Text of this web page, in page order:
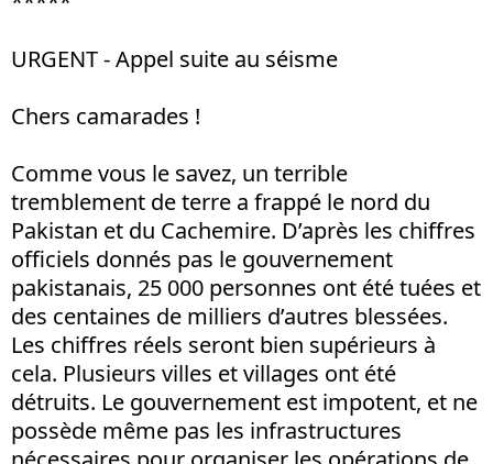
URGENT - Appel suite au séisme
Chers camarades !
Comme vous le savez, un terrible
tremblement de terre a frappé le nord du
Pakistan et du Cachemire. D’après les chiffres
officiels donnés pas le gouvernement
pakistanais, 25 000 personnes ont été tuées et
des centaines de milliers d’autres blessées.
Les chiffres réels seront bien supérieurs à
cela. Plusieurs villes et villages ont été
détruits. Le gouvernement est impotent, et ne
possède même pas les infrastructures